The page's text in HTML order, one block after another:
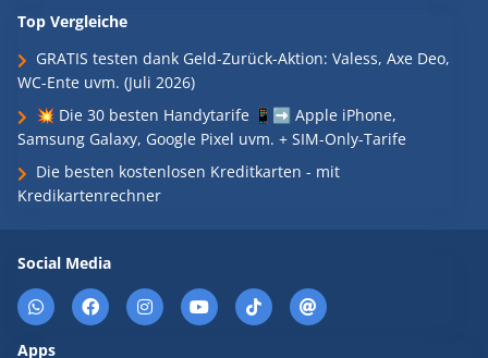
Top Vergleiche
GRATIS testen dank Geld-Zurück-Aktion: Valess, Axe Deo,
WC-Ente uvm. (Juli 2026)
💥 Die 30 besten Handytarife 📱➡️ Apple iPhone,
Samsung Galaxy, Google Pixel uvm. + SIM-Only-Tarife
Die besten kostenlosen Kreditkarten - mit
Kredikartenrechner
Social Media
Apps